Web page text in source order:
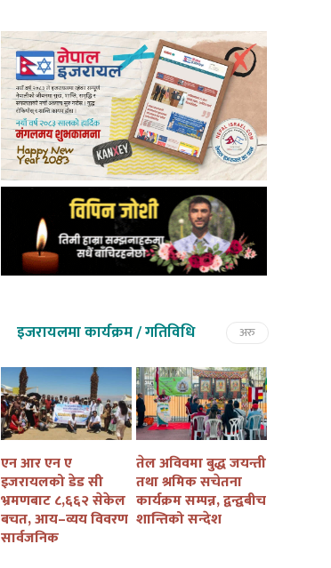
इजरायलमा कार्यक्रम / गतिविधि अरु
एन आर एन ए
इजरायलको डेड सी
भ्रमणबाट ८,६६२ सेकेल
बचत, आय–व्यय विवरण
सार्वजनिक
तेल अविवमा बुद्ध जयन्ती
तथा श्रमिक सचेतना
कार्यक्रम सम्पन्न, द्वन्द्वबीच
शान्तिको सन्देश